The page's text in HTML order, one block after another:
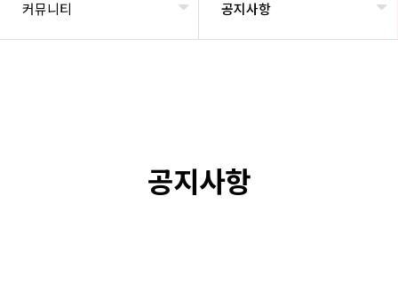
커뮤니티 공지사항
공지사항